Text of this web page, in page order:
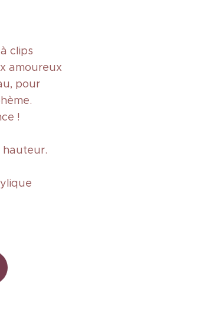
clips
amoureux
pour
!
hauteur.